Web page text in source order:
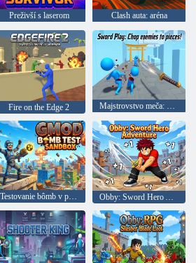
Preživší s laserom Clash auta: aréna
Fire on the Edge 2 Majstrovstvo meča: Rozsekajte svojich nepriateľov na kusy!
Testovanie bômb v pieskovisku Obby: Sword Hero Adventures